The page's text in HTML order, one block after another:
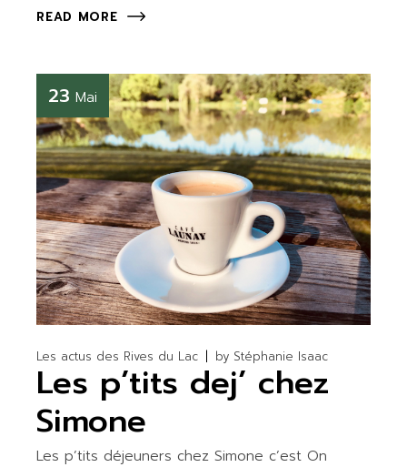
READ MORE
23 Mai
Les actus des Rives du Lac by Stéphanie Isaac
Les p’tits dej’ chez
Simone
Les p’tits déjeuners chez Simone c’est On